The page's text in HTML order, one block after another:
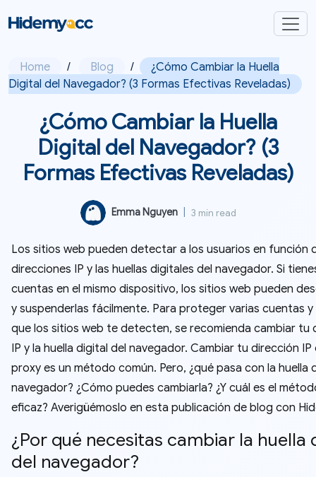
Home / Blog /
¿Cómo Cambiar la Huella
Digital del Navegador? (3 Formas Efectivas Reveladas)
¿Cómo Cambiar la Huella
Digital del Navegador? (3
Formas Efectivas Reveladas)
Emma Nguyen 3 min read
Los sitios web pueden detectar a los usuarios en función
direcciones IP y las huellas digitales del navegador. Si
cuentas en el mismo dispositivo, los sitios web pueden
y suspenderlas fácilmente. Para proteger varias cuentas
que los sitios web te detecten, se recomienda cambiar tu
IP y la huella digital del navegador. Cambiar tu dirección IP
proxy es un método común. Pero, ¿qué pasa con la huella
navegador? ¿Cómo puedes cambiarla? ¿Y cuál es el
eficaz? Averigüémoslo en esta publicación de blog con
¿Por qué necesitas cambiar la huella
del navegador?